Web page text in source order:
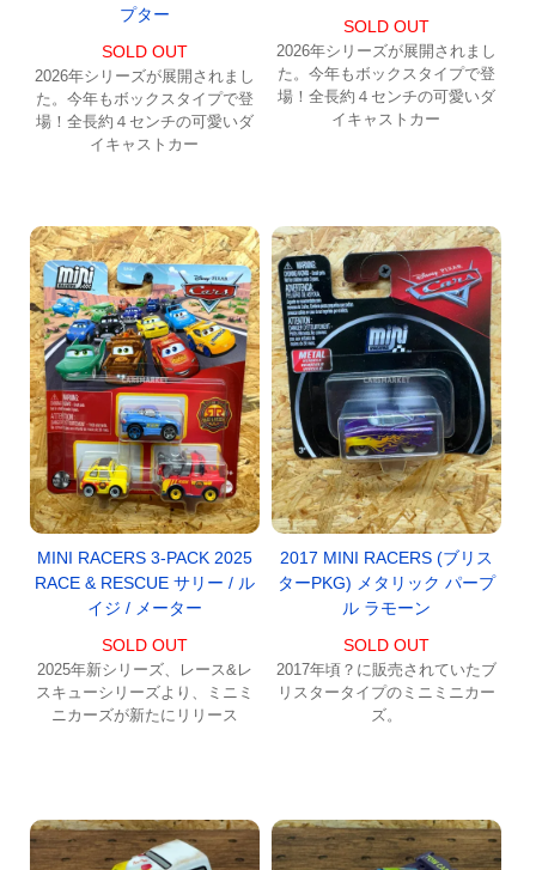
プター
SOLD OUT
2026年シリーズが展開されまし
た。今年もボックスタイプで登
場！全長約４センチの可愛いダ
イキャストカー
SOLD OUT
2026年シリーズが展開されまし
た。今年もボックスタイプで登
場！全長約４センチの可愛いダ
イキャストカー
MINI RACERS 3-PACK 2025
RACE & RESCUE サリー / ル
イジ / メーター
SOLD OUT
2025年新シリーズ、レース&レ
スキューシリーズより、ミニミ
ニカーズが新たにリリース
2017 MINI RACERS (ブリス
ターPKG) メタリック パープ
ル ラモーン
SOLD OUT
2017年頃？に販売されていたブ
リスタータイプのミニミニカー
ズ。